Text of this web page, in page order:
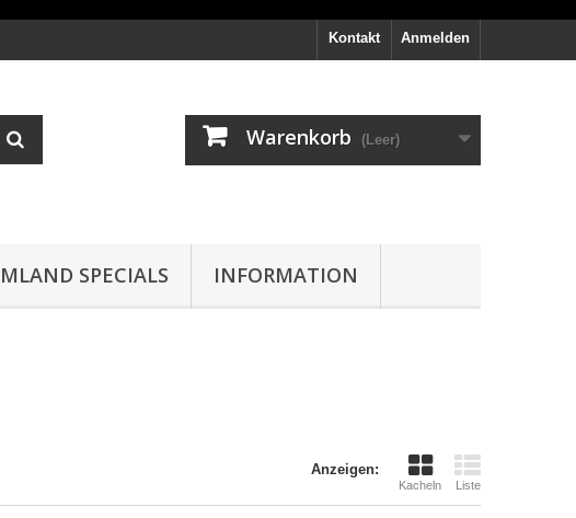
Anmelden
Kontakt
Warenkorb (Leer)
SPECIALS INFORMATION
Anzeigen:
Kacheln Liste